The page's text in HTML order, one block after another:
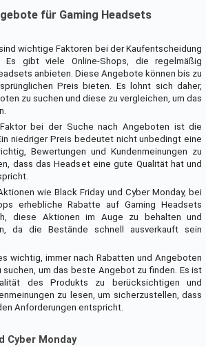
für Gaming Headsets
wichtige Faktoren bei der Kaufentscheidung
Es gibt viele Online-Shops, die regelmäßig
anbieten. Diese Angebote können bis zu
Preis bieten. Es lohnt sich daher,
zu suchen und diese zu vergleichen, um das
bei der Suche nach Angeboten ist die
niedriger Preis bedeutet nicht unbedingt eine
Bewertungen und Kundenmeinungen zu
dass das Headset eine gute Qualität hat und
wie Black Friday und Cyber Monday, bei
erhebliche Rabatte auf Gaming Headsets
diese Aktionen im Auge zu behalten und
da die Bestände schnell ausverkauft sein
wichtig, immer nach Rabatten und Angeboten
suchen, um das beste Angebot zu finden. Es ist
des Produkts zu berücksichtigen und
zu lesen, um sicherzustellen, dass
Anforderungen entspricht.
Cyber Monday